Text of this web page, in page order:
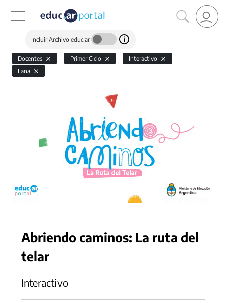
Incluir Archivo educ.ar
Docentes Primer Ciclo
Interactivo
Lana
Abriendo caminos: La ruta del
telar
Interactivo